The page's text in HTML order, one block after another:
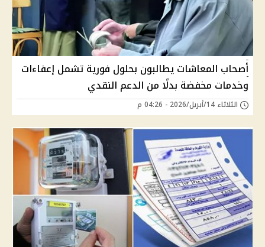
أصحاب المعاشات يطالبون بحلول فورية تشمل إعفاءات
وخدمات مخفضة بدلًا من الدعم النقدي
الثلاثاء 14/أبريل/2026 - 04:26 م